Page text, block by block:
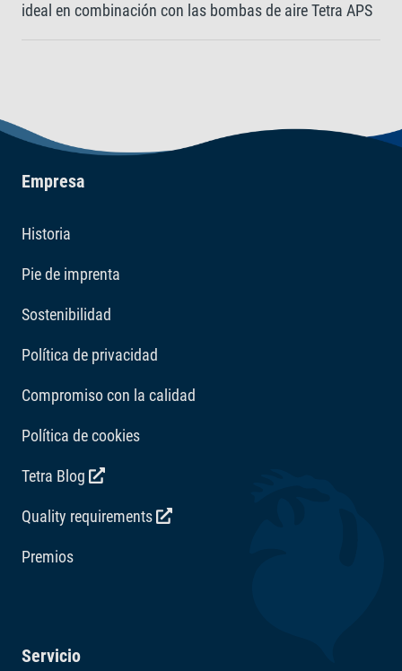
ideal en combinación con las bombas de aire Tetra APS
Empresa
Historia
Pie de imprenta
Sostenibilidad
Política de privacidad
Compromiso con la calidad
Política de cookies
Tetra Blog
Quality requirements
Premios
Servicio